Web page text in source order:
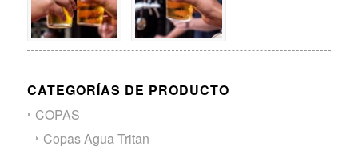
CATEGORÍAS DE PRODUCTO
COPAS
Copas Agua Tritan